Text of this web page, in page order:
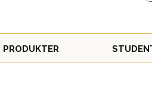
PRODUKTER